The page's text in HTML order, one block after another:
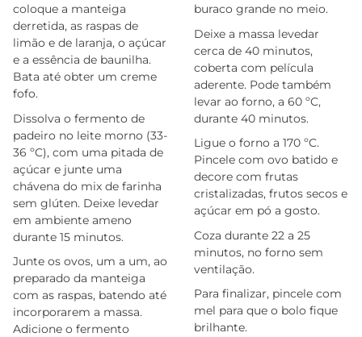
coloque a manteiga
derretida, as raspas de
limão e de laranja, o açúcar
e a essência de baunilha.
Bata até obter um creme
fofo.
Dissolva o fermento de
padeiro no leite morno (33-
36 ºC), com uma pitada de
açúcar e junte uma
chávena do mix de farinha
sem glúten. Deixe levedar
em ambiente ameno
durante 15 minutos.
Junte os ovos, um a um, ao
preparado da manteiga
com as raspas, batendo até
incorporarem a massa.
Adicione o fermento
buraco grande no meio.
Deixe a massa levedar
cerca de 40 minutos,
coberta com película
aderente. Pode também
levar ao forno, a 60 ºC,
durante 40 minutos.
Ligue o forno a 170 ºC.
Pincele com ovo batido e
decore com frutas
cristalizadas, frutos secos e
açúcar em pó a gosto.
Coza durante 22 a 25
minutos, no forno sem
ventilação.
Para finalizar, pincele com
mel para que o bolo fique
brilhante.